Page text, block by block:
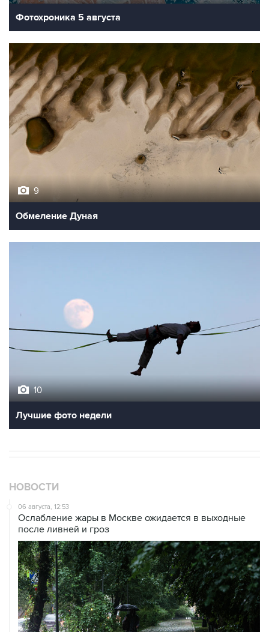
Фотохроника 5 августа
9
Обмеление Дуная
10
Лучшие фото недели
НОВОСТИ
06 августа, 12:53
Ослабление жары в Москве ожидается в выходные
после ливней и гроз